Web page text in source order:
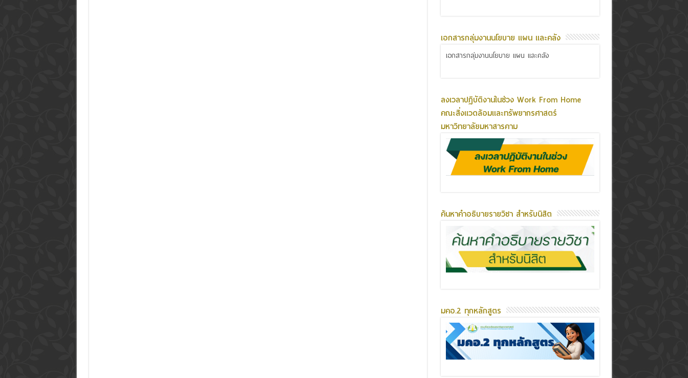
เอกสารกลุ่มงานนโยบาย แผน และคลัง
เอกสารกลุ่มงานนโยบาย แผน และคลัง
ลงเวลาปฏิบัติงานในช่วง Work From Home
คณะสิ่งแวดล้อมและทรัพยากรศาสตร์
มหาวิทยาลัยมหาสารคาม
ค้นหาคำอธิบายรายวิชา สำหรับนิสิต
มคอ.2 ทุกหลักสูตร